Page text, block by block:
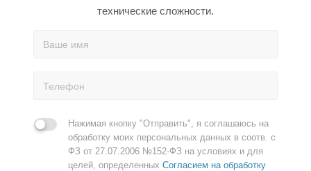
технические сложности.
Нажимая кнопку "Отправить", я соглашаюсь на
обработку моих персональных данных в соотв. с
ФЗ от 27.07.2006 №152-ФЗ на условиях и для
целей, определенных Согласием на обработку